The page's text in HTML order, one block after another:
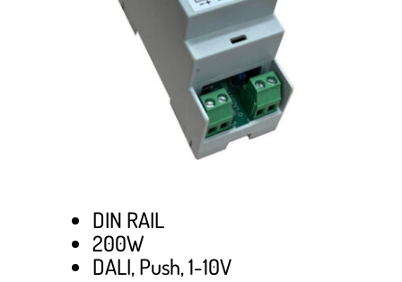
DIN RAIL
200W
DALI, Push, 1-10V